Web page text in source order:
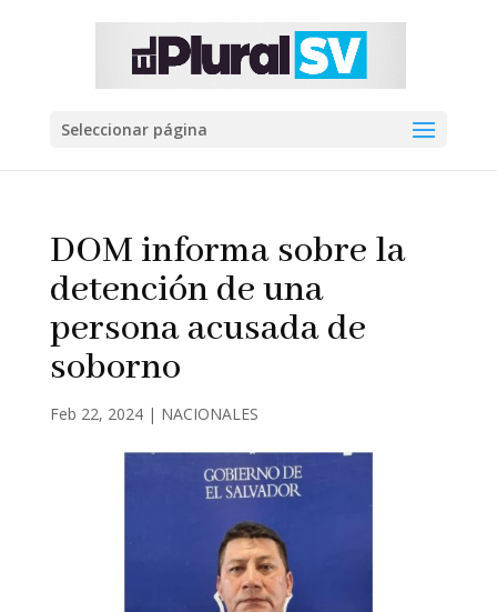
Seleccionar página
DOM informa sobre la
detención de una
persona acusada de
soborno
Feb 22, 2024| NACIONALES